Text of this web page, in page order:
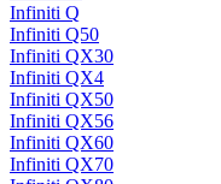
Infiniti Q
Infiniti Q50
Infiniti QX30
Infiniti QX4
Infiniti QX50
Infiniti QX56
Infiniti QX60
Infiniti QX70